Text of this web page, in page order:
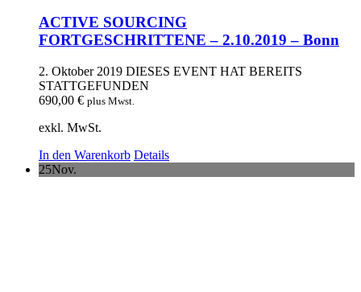
ACTIVE SOURCING
FORTGESCHRITTENE – 2.10.2019 – Bonn
2. Oktober 2019 DIESES EVENT HAT BEREITS
STATTGEFUNDEN
690,00 € plus Mwst.
exkl. MwSt.
In den Warenkorb Details
25Nov.